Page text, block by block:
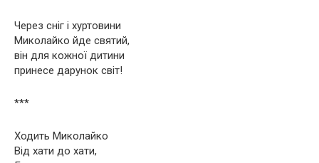
Через сніг і хуртовини
Миколайко йде святий,
він для кожної дитини
принесе дарунок світ!
***
Ходить Миколайко
Від хати до хати,